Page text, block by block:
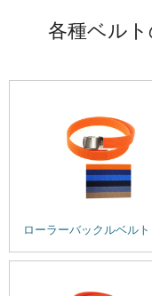
各種ベル
ローラーバックルベルト